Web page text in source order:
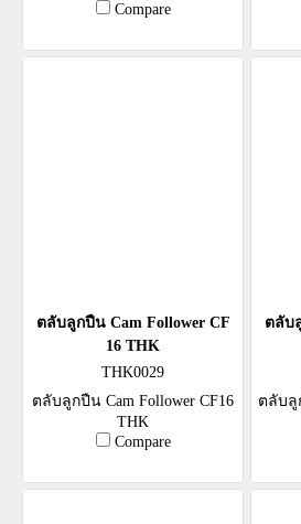
Compare
ตลับลูกปืน Cam Follower CF
16 THK
THK0029
ตลับลูกปืน Cam Follower CF16
THK
Compare
ตลับ
ตลับลู